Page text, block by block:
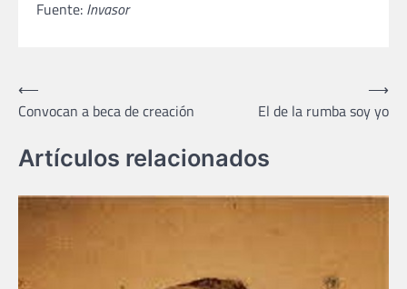
Fuente: Invasor
Navegación
de
entradas
⟵
Convocan a beca de creación
El de la rumba soy yo
⟶
Artículos relacionados